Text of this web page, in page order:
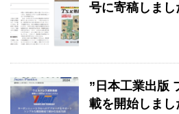
号に寄稿しまし
”日本工業出版
載を開始しまし